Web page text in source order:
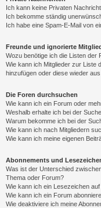
Ich kann keine Privaten
Ich bekomme ständig
Ich habe eine Spam-E-Mail von
Freunde und ignorierte
Wozu benötige ich die Listen der
Wie kann ich Mitglieder zur Liste
hinzufügen oder diese wieder
Die Foren durchsuchen
Wie kann ich ein Forum oder
Weshalb erhalte ich bei der
Warum bekomme ich bei der
Wie kann ich nach Mitgliedern
Wie kann ich meine eigenen
Abonnements und
Was ist der Unterschied
Thema oder Forum?
Wie kann ich ein Lesezeichen
Wie kann ich ein Forum
Wie deaktiviere ich meine